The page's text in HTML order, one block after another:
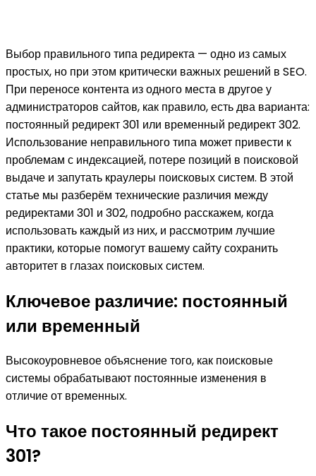
Выбор правильного типа редиректа — одно из самых
простых, но при этом критически важных решений в SEO.
При переносе контента из одного места в другое у
администраторов сайтов, как правило, есть два варианта:
постоянный редирект 301 или временный редирект 302.
Использование неправильного типа может привести к
проблемам с индексацией, потере позиций в поисковой
выдаче и запутать краулеры поисковых систем. В этой
статье мы разберём технические различия между
редиректами 301 и 302, подробно расскажем, когда
использовать каждый из них, и рассмотрим лучшие
практики, которые помогут вашему сайту сохранить
авторитет в глазах поисковых систем.
Ключевое различие: постоянный
или временный
Высокоуровневое объяснение того, как поисковые
системы обрабатывают постоянные изменения в
отличие от временных.
Что такое постоянный редирект
301?